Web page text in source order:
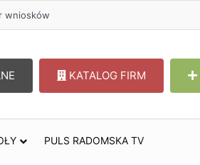
wniosków
KATALOG FIRM
PULS RADOMSKA TV